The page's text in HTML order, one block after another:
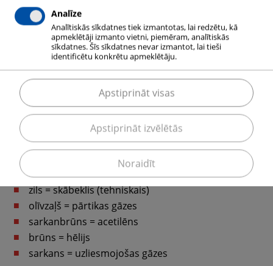
Balonu saturu var noteikt pēc balona krāsojuma –
noteika krāsa ir gan balona korpusam (cilindriskā
daļa), gan balona plecam (augšējā, sfēriskā daļa).
Pēc balona korpusa var noteikt balona izmantošanas
jomu:
balts = medicīnas gāzes
pelēks (vai melns) = tehniskās gāzes
zils = skābeklis (tehniskais)
olīvzaļš = pārtikas gāzes
sarkanbrūns = acetilēns
brūns = hēlijs
sarkans = uzliesmojošas gāzes
Analīze
Analītiskās sīkdatnes tiek izmantotas, lai redzētu, kā
apmeklētāji izmanto vietni, piemēram, analītiskās
sīkdatnes. Šīs sīkdatnes nevar izmantot, lai tieši
identificētu konkrētu apmeklētāju.
Noraidīt
Apstiprināt izvēlētās
Apstiprināt visas